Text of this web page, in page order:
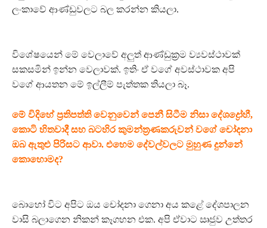
ලංකාවේ ආණ්ඩුවලට බල කරන්න කියලා.
විශේෂයෙන් මේ වෙලාවේ අලුත් ආණ්ඩුක්‍රම ව්‍යවස්ථාවක්
සකසමින් ඉන්න වෙලාවක්. ඉතිං ඒ වගේ අවස්ථාවක අපි
වගේ ආයතන මේ ඉල්ලීම් පැත්තක තියලා බෑ.
මේ විදිහේ ප්‍රතිපත්ති වෙනුවෙන් පෙනී සිටීම නිසා දේශද්‍රෝහී,
කොටි හිතවාදී සහ බටහිර කුමන්ත්‍රණකරුවන් වගේ චෝදනා
ඔබ ඇතුළු පිරිසට ආවා. එහෙම දේවල්වලට මුහුණ දුන්නේ
කොහොමද?
බොහෝ විට අපිට ඔය චෝදනා ගෙනා අය කළේ දේශපාලන
වාසි බලාගෙන නිකන් කෑගහන එක. අපි ඒවාට ඍජුව උත්තර